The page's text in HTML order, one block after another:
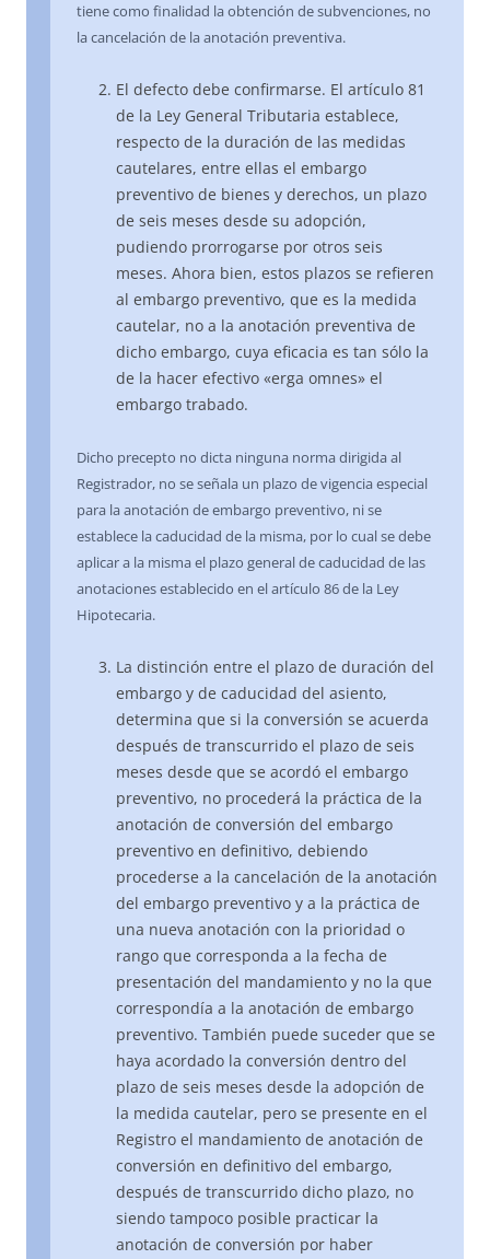
tiene como finalidad la obtención de subvenciones, no
la cancelación de la anotación preventiva.
El defecto debe confirmarse. El artículo 81
de la Ley General Tributaria establece,
respecto de la duración de las medidas
cautelares, entre ellas el embargo
preventivo de bienes y derechos, un plazo
de seis meses desde su adopción,
pudiendo prorrogarse por otros seis
meses. Ahora bien, estos plazos se refieren
al embargo preventivo, que es la medida
cautelar, no a la anotación preventiva de
dicho embargo, cuya eficacia es tan sólo la
de la hacer efectivo «erga omnes» el
embargo trabado.
Dicho precepto no dicta ninguna norma dirigida al
Registrador, no se señala un plazo de vigencia especial
para la anotación de embargo preventivo, ni se
establece la caducidad de la misma, por lo cual se debe
aplicar a la misma el plazo general de caducidad de las
anotaciones establecido en el artículo 86 de la Ley
Hipotecaria.
La distinción entre el plazo de duración del
embargo y de caducidad del asiento,
determina que si la conversión se acuerda
después de transcurrido el plazo de seis
meses desde que se acordó el embargo
preventivo, no procederá la práctica de la
anotación de conversión del embargo
preventivo en definitivo, debiendo
procederse a la cancelación de la anotación
del embargo preventivo y a la práctica de
una nueva anotación con la prioridad o
rango que corresponda a la fecha de
presentación del mandamiento y no la que
correspondía a la anotación de embargo
preventivo. También puede suceder que se
haya acordado la conversión dentro del
plazo de seis meses desde la adopción de
la medida cautelar, pero se presente en el
Registro el mandamiento de anotación de
conversión en definitivo del embargo,
después de transcurrido dicho plazo, no
siendo tampoco posible practicar la
anotación de conversión por haber